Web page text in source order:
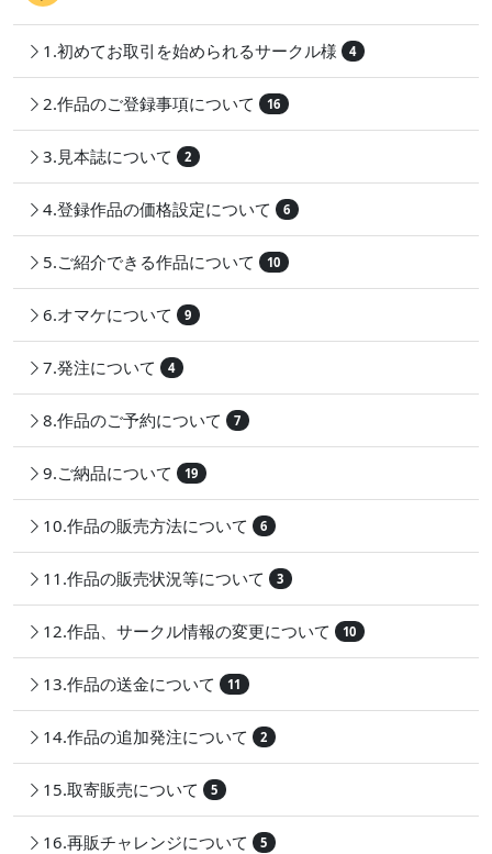
1.初めてお取引を始められるサークル様 4
2.作品のご登録事項について 16
3.見本誌について 2
4.登録作品の価格設定について 6
5.ご紹介できる作品について 10
6.オマケについて 9
7.発注について 4
8.作品のご予約について 7
9.ご納品について 19
10.作品の販売方法について 6
11.作品の販売状況等について 3
12.作品、サークル情報の変更について 10
13.作品の送金について 11
14.作品の追加発注について 2
15.取寄販売について 5
16.再販チャレンジについて 5